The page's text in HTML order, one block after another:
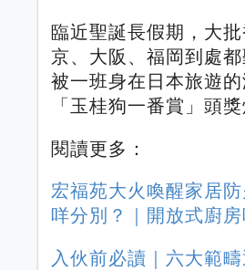
臨近聖誕長假期，大
京、大阪、福岡到處
被一班身在日本旅遊
「玉桂狗一番賞」頭獎
閱讀更多：
宏福苑大火喚醒家居
咩分別？｜開放式廚
入伙前必讀｜六大範